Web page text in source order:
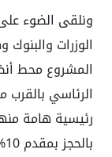
ونلقى الضوء
الوزرات
المشروع محط
الرئاسي
رئيسية هامة
بالحجز بمقدم 10%.